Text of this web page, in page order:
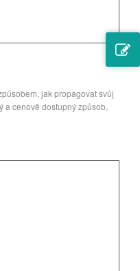
jak propagovat svůj
a cenově dostupný způsob,